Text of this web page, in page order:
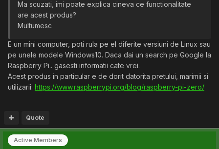
Ma scuzati, imi poate explica cineva ce functionalitate
are acest produs?
Multumesc
E un mini computer, poti rula pe el diferite versiuni de Linux sau
pe unele modele Windows10. Daca dai un search pe Google la
Raspberry Pi.. gasesti informatii cate vrei.
Acest produs in particular e de dorit datorita pretului, marimii si
utilizarii: https://www.raspberrypi.org/blog/raspberry-pi-zero/
Quote
Active Members